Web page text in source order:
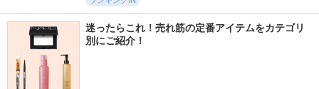
迷ったらこれ！売れ筋の定番アイテムをカテゴリ
別にご紹介！